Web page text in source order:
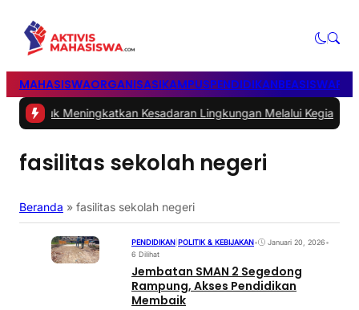
MAHASISWAORGANISASIKAMPUSPENDIDIKANBEASISWA
untuk Meningkatkan Kesadaran Lingkungan Melalui Kegiatan
fasilitas sekolah negeri
Beranda » fasilitas sekolah negeri
PENDIDIKAN POLITIK & KEBIJAKAN• Januari 20, 2026•
6 Dilihat
Jembatan SMAN 2 Segedong
Rampung, Akses Pendidikan
Membaik